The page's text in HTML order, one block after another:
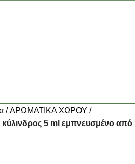
ΑΡΩΜΑΤΙΚΑ ΧΩΡΟΥ
κύλινδρος 5 ml εμπνευσμένο από